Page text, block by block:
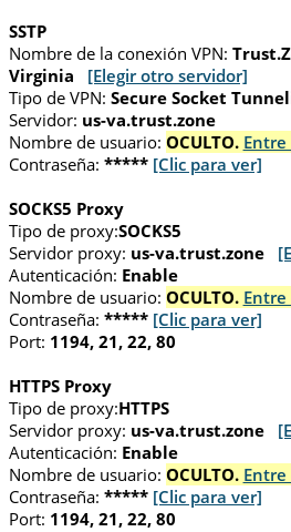
SSTP
Nombre de la conexión VPN:
Virginia
[Elegir otro servidor]
Tipo de VPN: Secure Socket
Servidor: us-va.trust.zone
Nombre de usuario: OCULTO. Entre
Contraseña: ***** [Clic para ver]
SOCKS5 Proxy
Tipo de proxy:SOCKS5
Servidor proxy: us-va.trust.zone
Autenticación: Enable
Nombre de usuario: OCULTO. Entre
Contraseña: ***** [Clic para ver]
Port: 1194, 21, 22, 80
HTTPS Proxy
Tipo de proxy:HTTPS
Servidor proxy: us-va.trust.zone
Autenticación: Enable
Nombre de usuario: OCULTO. Entre
Contraseña: ***** [Clic para ver]
Port: 1194, 21, 22, 80